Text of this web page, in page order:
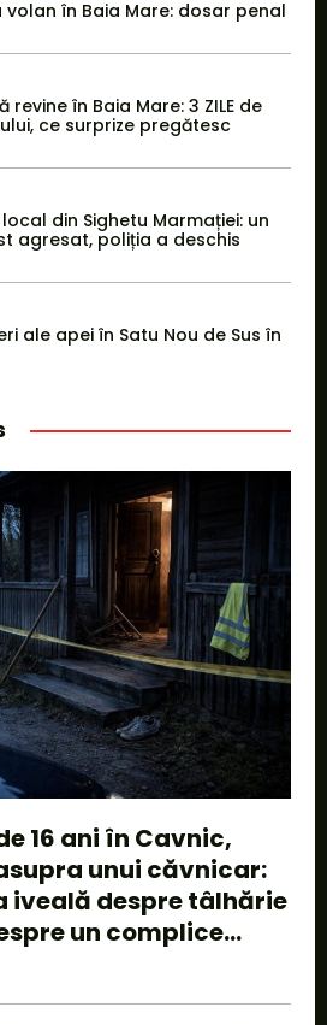
volan în Baia Mare: dosar penal
în Baia Mare: 3 ZILE de
ce surprize pregătesc
din Sighetu Marmației: un
agresat, poliția a deschis
ale apei în Satu Nou de Sus în
16 ani în Cavnic,
unui căvnicar:
iveală despre tâlhărie
un complice...